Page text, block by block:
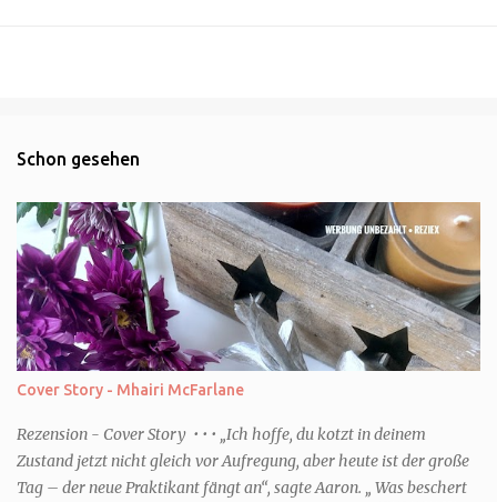
Schon gesehen
Cover Story - Mhairi McFarlane
Rezension - Cover Story • • • „Ich hoffe, du kotzt in deinem
Zustand jetzt nicht gleich vor Aufregung, aber heute ist der große
Tag – der neue Praktikant fängt an“, sagte Aaron. „ Was beschert